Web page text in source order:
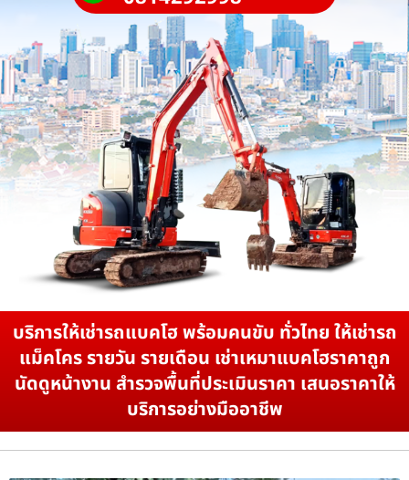
บริการให้เช่ารถแบคโฮ พร้อมคนขับ ทั่วไทย ให้เช่ารถ
แม็คโคร รายวัน รายเดือน เช่าเหมาแบคโฮราคาถูก
นัดดูหน้างาน สำรวจพื้นที่ประเมินราคา เสนอราคาให้
บริการอย่างมืออาชีพ